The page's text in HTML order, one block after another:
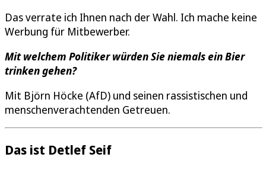
Das verrate ich Ihnen nach der Wahl. Ich mache keine
Werbung für Mitbewerber.
Mit welchem Politiker würden Sie niemals ein Bier
trinken gehen?
Mit Björn Höcke (AfD) und seinen rassistischen und
menschenverachtenden Getreuen.
Das ist Detlef Seif